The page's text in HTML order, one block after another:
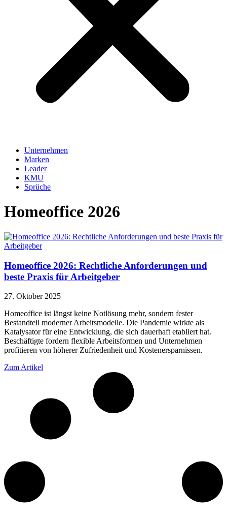
Unternehmen
Marken
Leader
KMU
Sprüche
Homeoffice 2026
Homeoffice 2026: Rechtliche Anforderungen und
beste Praxis für Arbeitgeber
27. Oktober 2025
Homeoffice ist längst keine Notlösung mehr, sondern fester
Bestandteil moderner Arbeitsmodelle. Die Pandemie wirkte als
Katalysator für eine Entwicklung, die sich dauerhaft etabliert hat.
Beschäftigte fordern flexible Arbeitsformen und Unternehmen
profitieren von höherer Zufriedenheit und Kostenersparnissen.
Zum Artikel